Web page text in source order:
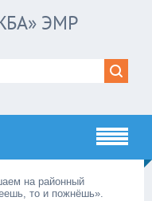
ЭМР
на районный
то и пожнёшь».